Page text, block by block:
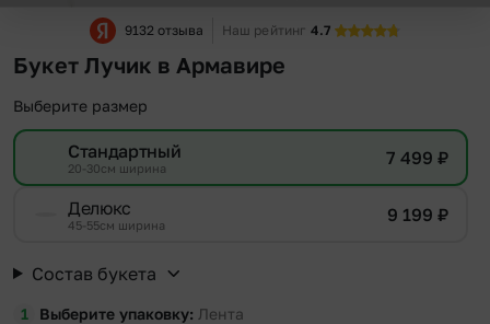
9132 отзыва Наш рейтинг 4.7
Букет Лучик в Армавире
Выберите размер
Стандартный
20-30см ширина 7 499 ₽
Делюкс
45-55см ширина 9 199 ₽
Состав букета
Выберите упаковку Лента